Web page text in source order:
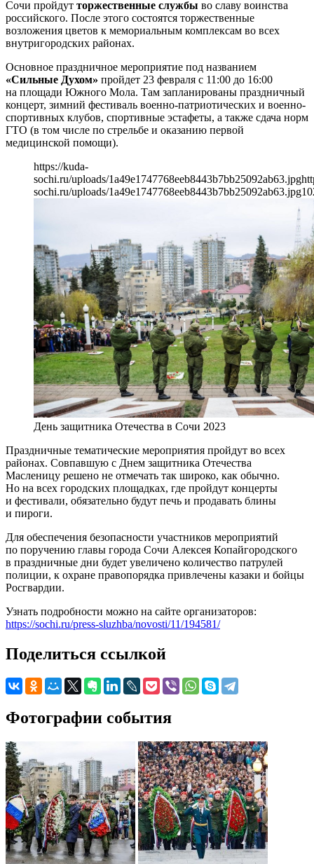
Сочи пройдут торжественные службы во славу воинства
российского. После этого состоятся торжественные
возложения цветов к мемориальным комплексам во всех
внутригородских районах.
Основное праздничное мероприятие под названием
«Сильные Духом» пройдет 23 февраля с 11:00 до 16:00
на площади Южного Мола. Там запланированы праздничный
концерт, зимний фестиваль военно-патриотических и военно-
спортивных клубов, спортивные эстафеты, а также сдача норм
ГТО (в том числе по стрельбе и оказанию первой
медицинской помощи).
https://kuda-
sochi.ru/uploads/1a49e1747768eeb8443b7bb25092ab63.jpg
sochi.ru/uploads/1a49e1747768eeb8443b7bb25092ab63.jpg
День защитника Отечества в Сочи 2023
Праздничные тематические мероприятия пройдут во всех
районах. Совпавшую с Днем защитника Отечества
Масленицу решено не отмечать так широко, как обычно.
Но на всех городских площадках, где пройдут концерты
и фестивали, обязательно будут печь и продавать блины
и пироги.
Для обеспечения безопасности участников мероприятий
по поручению главы города Сочи Алексея Копайгородского
в праздничные дни будет увеличено количество патрулей
полиции, к охране правопорядка привлечены казаки и бойцы
Росгвардии.
Узнать подробности можно на сайте организаторов:
https://sochi.ru/press-sluzhba/novosti/11/194581/
Поделиться ссылкой
Фотографии события